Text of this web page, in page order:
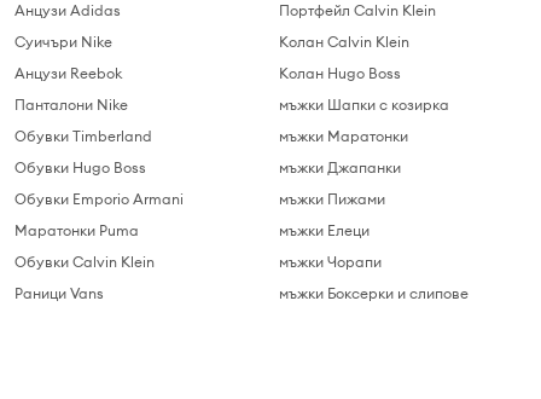
Анцузи Adidas
Суичъри Nike
Анцузи Reebok
Панталони Nike
Обувки Timberland
Обувки Hugo Boss
Обувки Emporio Armani
Маратонки Puma
Обувки Calvin Klein
Раници Vans
Портфейл Calvin Klein
Колан Calvin Klein
Колан Hugo Boss
мъжки Шапки с козирка
мъжки Маратонки
мъжки Джапанки
мъжки Пижами
мъжки Елеци
мъжки Чорапи
мъжки Боксерки и слипове